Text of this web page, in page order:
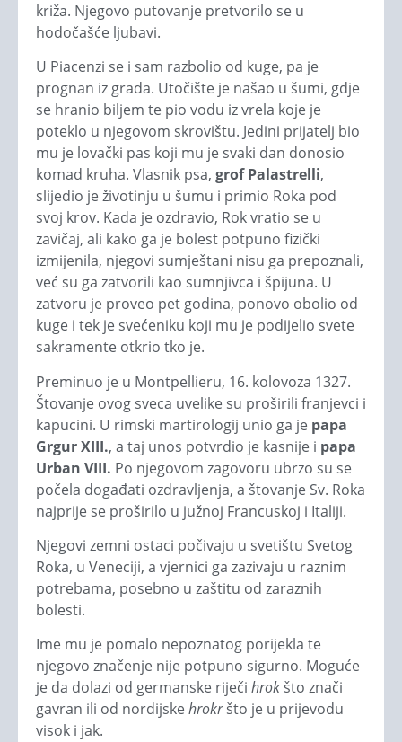
križa. Njegovo putovanje pretvorilo se u
hodočašće ljubavi.
U Piacenzi se i sam razbolio od kuge, pa je
prognan iz grada. Utočište je našao u šumi, gdje
se hranio biljem te pio vodu iz vrela koje je
poteklo u njegovom skrovištu. Jedini prijatelj bio
mu je lovački pas koji mu je svaki dan donosio
komad kruha. Vlasnik psa, grof Palastrelli,
slijedio je životinju u šumu i primio Roka pod
svoj krov. Kada je ozdravio, Rok vratio se u
zavičaj, ali kako ga je bolest potpuno fizički
izmijenila, njegovi sumještani nisu ga prepoznali,
već su ga zatvorili kao sumnjivca i špijuna. U
zatvoru je proveo pet godina, ponovo obolio od
kuge i tek je svećeniku koji mu je podijelio svete
sakramente otkrio tko je.
Preminuo je u Montpellieru, 16. kolovoza 1327.
Štovanje ovog sveca uvelike su proširili franjevci i
kapucini. U rimski martirologij unio ga je papa
Grgur XIII., a taj unos potvrdio je kasnije i papa
Urban VIII. Po njegovom zagovoru ubrzo su se
počela događati ozdravljenja, a štovanje Sv. Roka
najprije se proširilo u južnoj Francuskoj i Italiji.
Njegovi zemni ostaci počivaju u svetištu Svetog
Roka, u Veneciji, a vjernici ga zazivaju u raznim
potrebama, posebno u zaštitu od zaraznih
bolesti.
Ime mu je pomalo nepoznatog porijekla te
njegovo značenje nije potpuno sigurno. Moguće
je da dolazi od germanske riječi hrok što znači
gavran ili od nordijskehrokršto je u prijevodu
visok i jak.